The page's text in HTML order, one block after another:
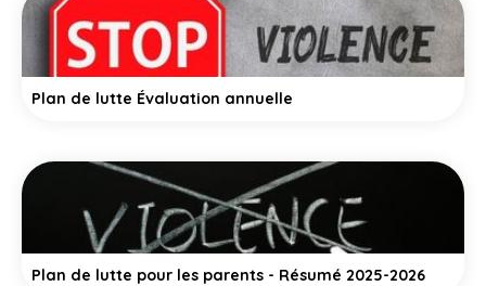
Plan de lutte Évaluation annuelle
Plan de lutte pour les parents - Résumé 2025-2026